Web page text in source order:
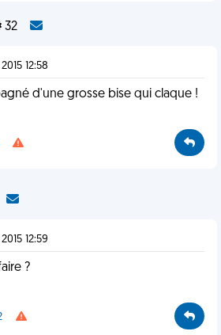
32
12:58
d'une grosse bise qui claque !
12:59
?